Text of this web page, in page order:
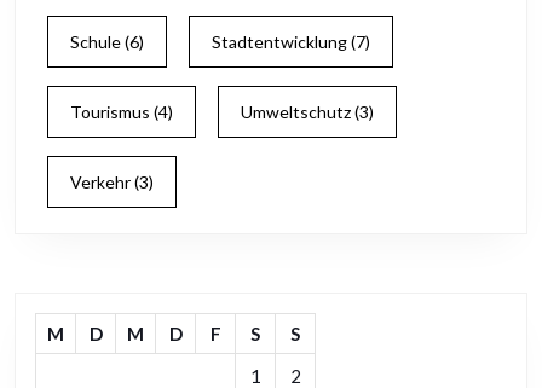
Schule(6) Stadtentwicklung(7)
Tourismus (4) Umweltschutz(3)
Verkehr(3)
M D M D F S
S
1
2